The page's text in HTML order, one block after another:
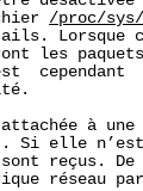
/proc/
Lorsque
les
cependant
à
Si elle n’est
reçus.
réseau